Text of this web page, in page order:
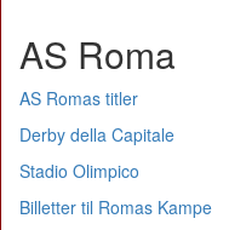
AS Roma
AS Romas titler
Derby della Capitale
Stadio Olimpico
Billetter til Romas Kampe